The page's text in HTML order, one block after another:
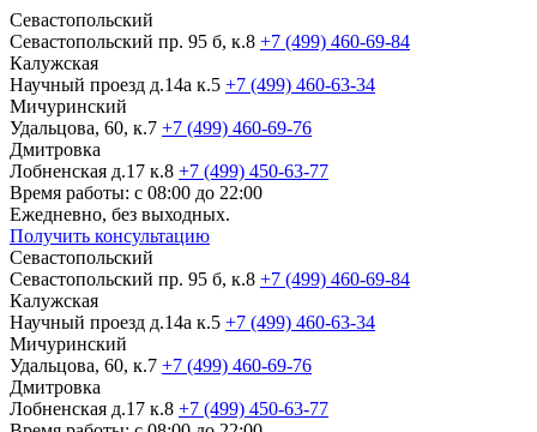
Севастопольский
Севастопольский пр. 95 б, к.8 +7 (499) 460-69-84
Калужская
Научный проезд д.14а к.5 +7 (499) 460-63-34
Мичуринский
Удальцова, 60, к.7 +7 (499) 460-69-76
Дмитровка
Лобненская д.17 к.8 +7 (499) 450-63-77
Время работы: с 08:00 до 22:00
Ежедневно, без выходных.
Получить консультацию
Севастопольский
Севастопольский пр. 95 б, к.8 +7 (499) 460-69-84
Калужская
Научный проезд д.14а к.5 +7 (499) 460-63-34
Мичуринский
Удальцова, 60, к.7 +7 (499) 460-69-76
Дмитровка
Лобненская д.17 к.8 +7 (499) 450-63-77